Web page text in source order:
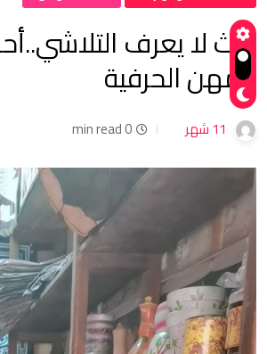
تراث لا يعرف
المهن الحرفية
11 شهر 0 min read